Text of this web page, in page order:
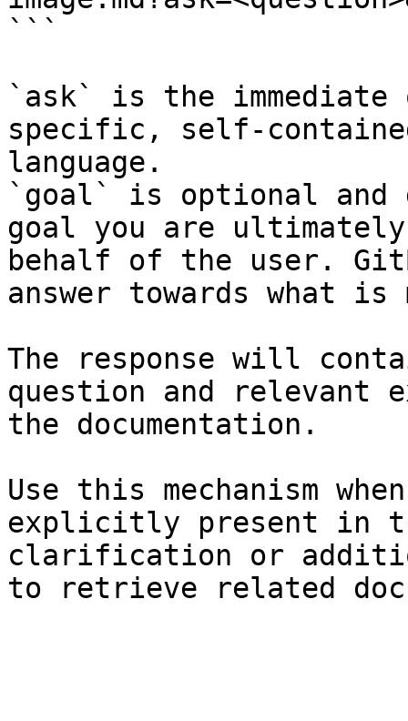
```
`ask` is the
specific, self-
language.
`goal` is optional and
goal you are
behalf of the user.
answer towards what
The response will
question and relevant
the documentation.
Use this mechanism
explicitly present in
clarification or